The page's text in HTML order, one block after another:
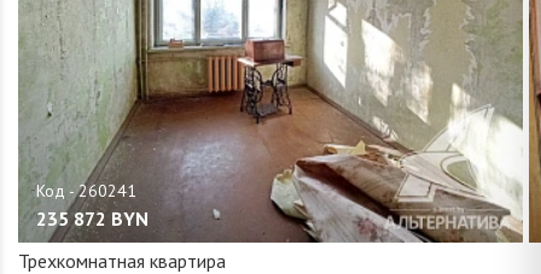
235 872 BYN
Трехкомнатная квартира